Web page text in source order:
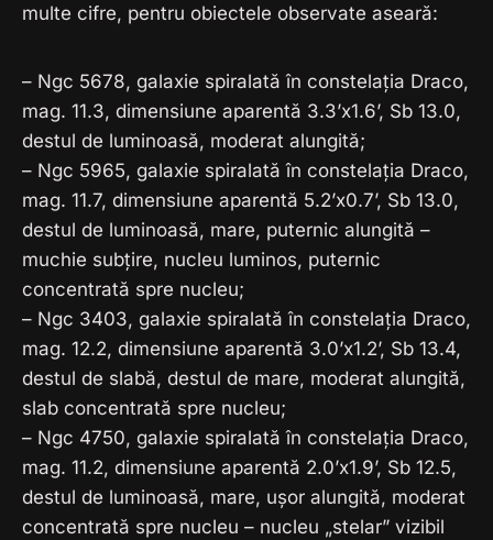
multe cifre, pentru obiectele observate aseară:
– Ngc 5678, galaxie spiralată în constelația Draco,
mag. 11.3, dimensiune aparentă 3.3’x1.6’, Sb 13.0,
destul de luminoasă, moderat alungită;
– Ngc 5965, galaxie spiralată în constelația Draco,
mag. 11.7, dimensiune aparentă 5.2’x0.7’, Sb 13.0,
destul de luminoasă, mare, puternic alungită –
muchie subțire, nucleu luminos, puternic
concentrată spre nucleu;
– Ngc 3403, galaxie spiralată în constelația Draco,
mag. 12.2, dimensiune aparentă 3.0’x1.2’, Sb 13.4,
destul de slabă, destul de mare, moderat alungită,
slab concentrată spre nucleu;
– Ngc 4750, galaxie spiralată în constelația Draco,
mag. 11.2, dimensiune aparentă 2.0’x1.9’, Sb 12.5,
destul de luminoasă, mare, ușor alungită, moderat
concentrată spre nucleu – nucleu „stelar” vizibil